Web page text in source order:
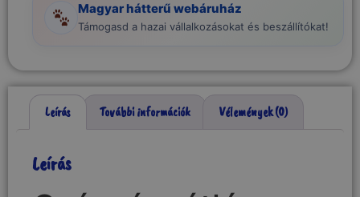
Magyar hátterű webáruház
Támogasd a hazai vállalkozásokat és beszállítókat!
Leírás További információk Vélemények (0)
Leírás